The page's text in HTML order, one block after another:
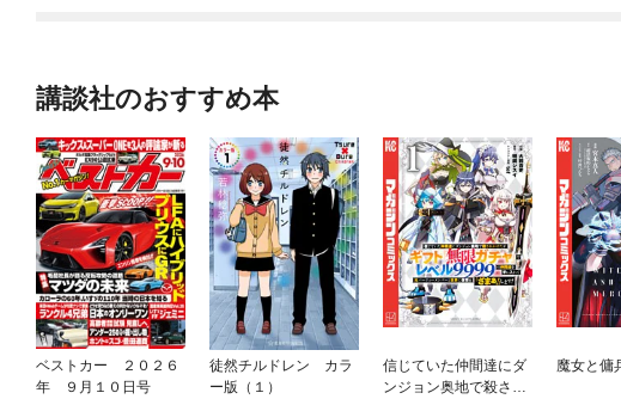
講談社のおすすめ本
ベストカー ２０２６
年 ９月１０日号
徒然チルドレン カラ
ー版（１）
信じていた仲間達にダ
ンジョン奥地で殺され
魔女と傭